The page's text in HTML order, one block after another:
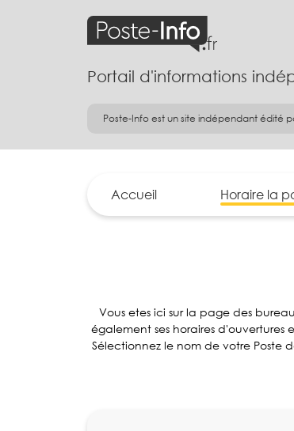
Portail d'informations
Poste-Info est un site indépendant édité
Accueil Horaire la
Vous etes ici sur la page des
également ses horaires d'ouvertures
Sélectionnez le nom de votre Poste